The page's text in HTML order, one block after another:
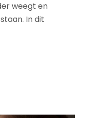
weegt en
In dit